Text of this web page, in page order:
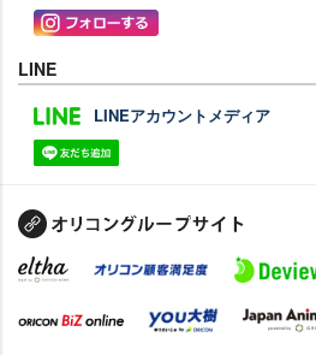
LINE
LINEアカウントメディア